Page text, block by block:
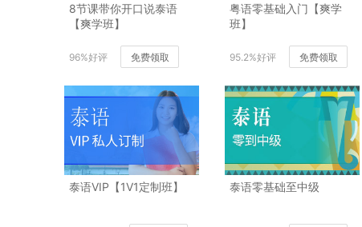
8节课带你开口说泰语
【爽学班】
96%好评 免费领取
粤语零基础入门【爽学
班】
95.2%好评 免费领取
泰语VIP【1V1定制班】 泰语零基础至中级